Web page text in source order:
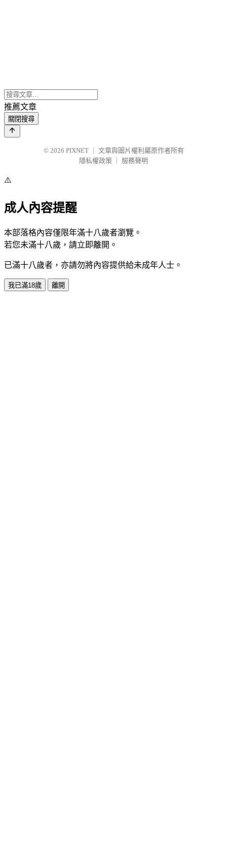
推薦文章
關閉搜尋
© 2026 PIXNET
文章與圖片權利屬原作者所有
隱私權政策
服務聲明
⚠️
成人內容提醒
本部落格內容僅限年滿十八歲者瀏覽。
若您未滿十八歲，請立即離開。
已滿十八歲者，亦請勿將內容提供給未成年人士。
我已滿18歲 離開